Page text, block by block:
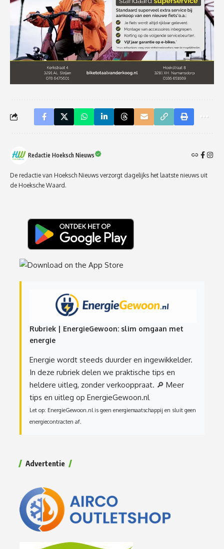
Redactie Hoeksch Nieuws
De redactie van Hoeksch Nieuws verzorgt dagelijks het laatste nieuws uit
de Hoeksche Waard.
Rubriek | EnergieGewoon: slim omgaan met
energie
Energie wordt steeds duurder en ingewikkelder.
In deze rubriek delen we praktische tips en
heldere uitleg, zonder verkooppraat. 🔎 Meer
tips en uitleg op EnergieGewoon.nl
Let op: EnergieGewoon.nl is geen energiemaatschappij en sluit geen
energiecontracten af.
Advertentie